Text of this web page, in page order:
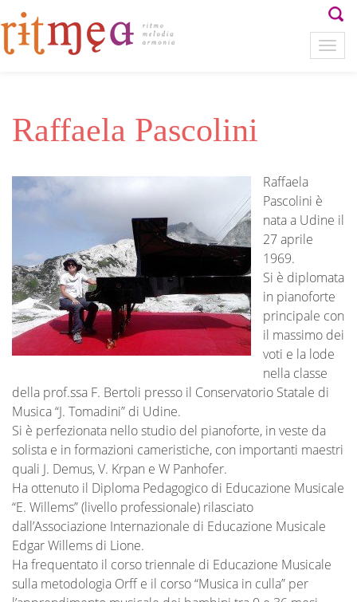
Raffaela Pascolini
Raffaela
Pascolini è
nata a Udine il
27 aprile
1969.
Si è diplomata
in pianoforte
principale con
il massimo dei
voti e la lode
nella classe
della prof.ssa F. Bertoli presso il Conservatorio Statale di
Musica “J. Tomadini” di Udine.
Si è perfezionata nello studio del pianoforte, in veste da
solista e in formazioni cameristiche, con importanti maestri
quali J. Demus, V. Krpan e W Panhofer.
Ha ottenuto il Diploma Pedagogico di Educazione Musicale
“E. Willems” (livello professionale) rilasciato
dall’Associazione Internazionale di Educazione Musicale
Edgar Willems di Lione.
Ha frequentato il corso triennale di Educazione Musicale
sulla metodologia Orff e il corso “Musica in culla” per